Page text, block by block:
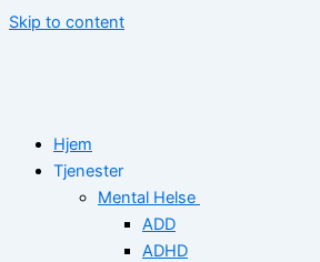
Skip to content
Hjem
Tjenester
Mental Helse
ADD
ADHD